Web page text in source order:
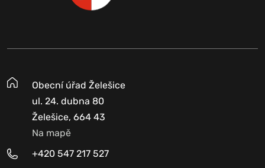
Obecní úřad Želešice
ul. 24. dubna 80
Želešice, 664 43
Na mapě
+420 547 217 527